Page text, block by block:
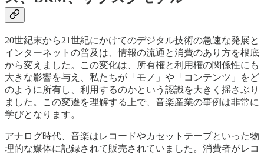
20世紀末から21世紀にかけてのデジタル技術の急速な発展と
インターネットの普及は、情報の流通と消費のあり方を根底
から変えました。この変化は、所有権と利用権の関係性にも
大きな影響を与え、私たちが「モノ」や「コンテンツ」をど
のように所有し、利用するのかという認識を大きく揺さぶり
ました。この変遷を理解する上で、音楽産業の事例は非常に
学びとなります。
アナログ時代、音楽はレコードやカセットテープといった物
理的な媒体に記録されて販売されていました。消費者がレコ